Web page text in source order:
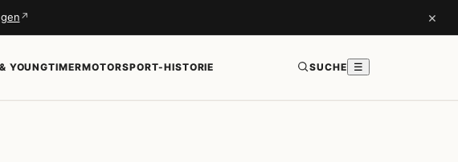
↗ ×
YOUNGTIMERMOTORSPORT-HISTORIE SUCHE ☰